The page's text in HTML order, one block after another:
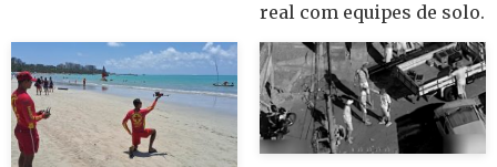
real com equipes de solo.